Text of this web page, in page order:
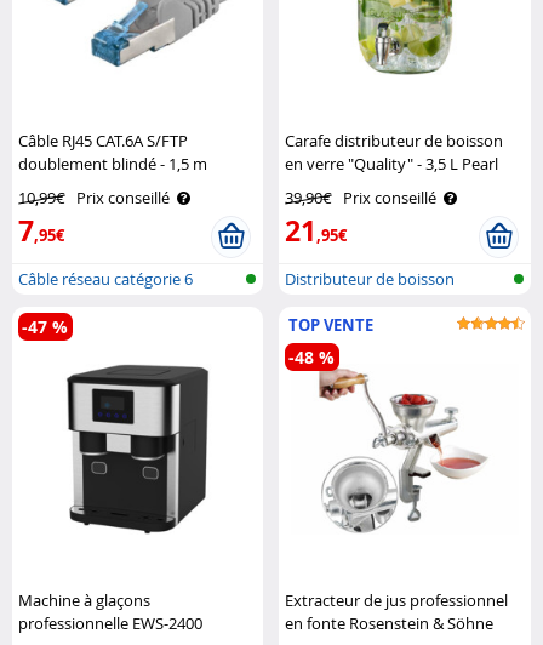
Câble RJ45 CAT.6A S/FTP
doublement blindé - 1,5 m
10,99€ Prix conseillé
7,95€
Câble réseau catégorie 6
Carafe distributeur de boisson
en verre "Quality" - 3,5 L Pearl
39,90€ Prix conseillé
21,95€
Distributeur de boisson
Machine à glaçons
professionnelle EWS-2400
-47 % TOP VENTE
Extracteur de jus professionnel
en fonte Rosenstein & Söhne
-48 %